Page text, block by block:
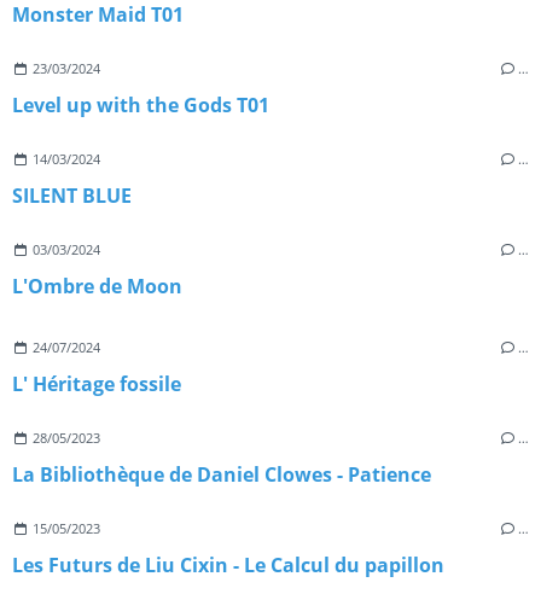
Monster Maid T01
23/03/2024 …
Level up with the Gods T01
14/03/2024 …
SILENT BLUE
03/03/2024 …
L'Ombre de Moon
24/07/2024 …
L' Héritage fossile
28/05/2023 …
La Bibliothèque de Daniel Clowes - Patience
15/05/2023 …
Les Futurs de Liu Cixin - Le Calcul du papillon